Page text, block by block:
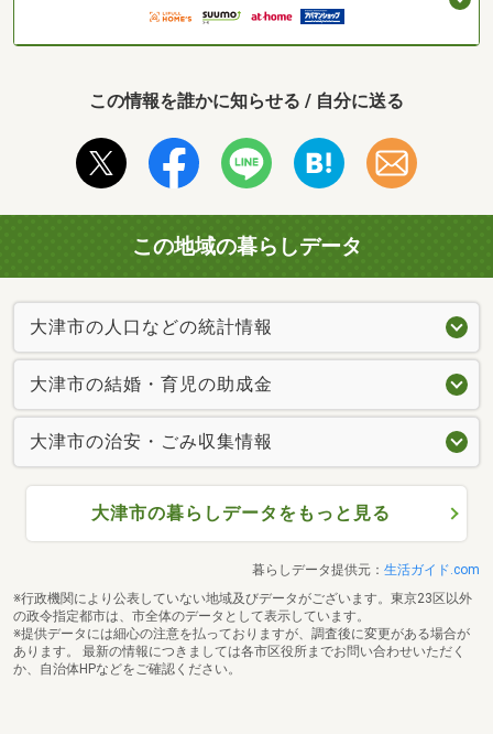
この情報を誰かに知らせる / 自分に送る
この地域の暮らしデータ
大津市の人口などの統計情報
大津市の結婚・育児の助成金
大津市の治安・ごみ収集情報
大津市の暮らしデータをもっと見る
暮らしデータ提供元： 生活ガイド.com
※行政機関により公表していない地域及びデータがございます。東京23区以外
の政令指定都市は、市全体のデータとして表示しています。
※提供データには細心の注意を払っておりますが、調査後に変更がある場合が
あります。 最新の情報につきましては各市区役所までお問い合わせいただく
か、自治体HPなどをご確認ください。